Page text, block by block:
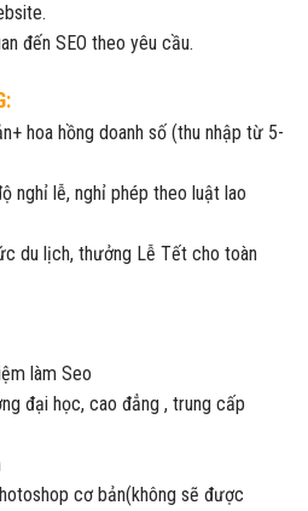
đến SEO theo yêu cầu.
hoa hồng doanh số (thu nhập từ 5-
nghỉ lễ, nghỉ phép theo luật lao
du lịch, thưởng Lễ Tết cho toàn
làm Seo
đại học, cao đẳng , trung cấp
cơ bản(không sẽ được